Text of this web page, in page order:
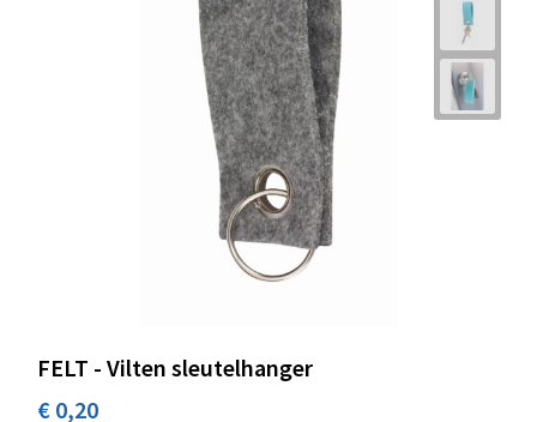
FELT - Vilten sleutelhanger
€ 0,20